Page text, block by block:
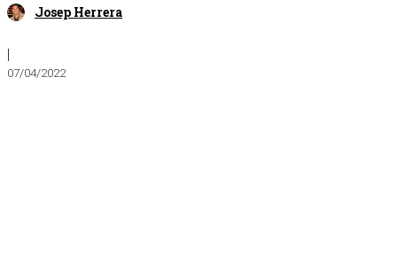
Josep Herrera
|
07/04/2022